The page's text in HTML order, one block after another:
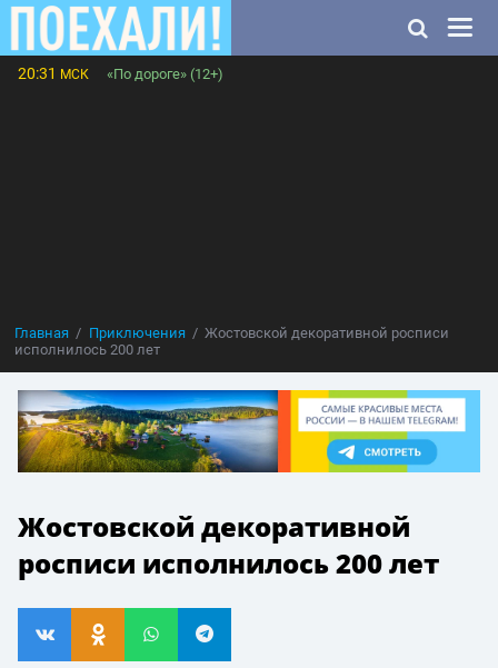
20:31 МСК «По дороге» (12+)
Главная Приключения
Жостовской декоративной росписи
исполнилось 200 лет
Жостовской декоративной
росписи исполнилось 200 лет